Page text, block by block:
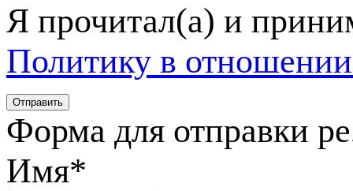
Я прочитал(а) и
Политику в
Форма для отправки
Имя*